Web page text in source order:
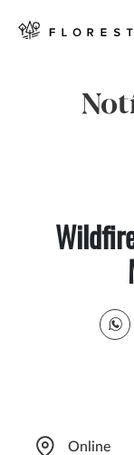
Online